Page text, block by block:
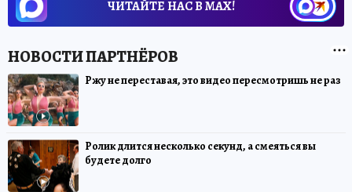
ЧИТАЙТЕ НАС В МАХ!
Ржу не переставая, это видео пересмотришь не раз
Ролик длится несколько секунд, а смеяться вы
будете долго